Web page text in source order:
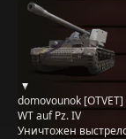
domovounok [OTVET]
WT auf Pz. IV
Уничтожен